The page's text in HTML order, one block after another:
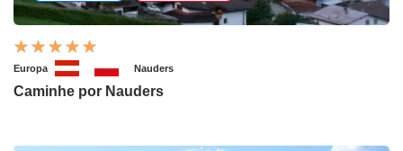
Europa Nauders
Caminhe por Nauders